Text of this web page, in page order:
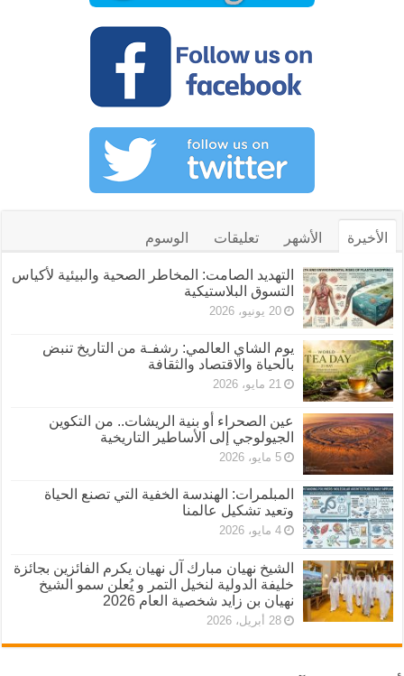
الأخيرة الأشهر تعليقات الوسوم
التهديد الصامت: المخاطر الصحية والبيئية لأكياس
التسوق البلاستيكية
20 يونيو، 2026
يوم الشاي العالمي: رشفـة من التاريخ تنبض
بالحياة والاقتصاد والثقافة
21 مايو، 2026
عين الصحراء أو بنية الريشات.. من التكوين
الجيولوجي إلى الأساطير التاريخية
5 مايو، 2026
المبلمرات: الهندسة الخفية التي تصنع الحياة
وتعيد تشكيل عالمنا
4 مايو، 2026
الشيخ نهيان مبارك آل نهيان يكرم الفائزين بجائزة
خليفة الدولية لنخيل التمر و يُعلن سمو الشيخ
نهيان بن زايد شخصية العام 2026
28 أبريل، 2026